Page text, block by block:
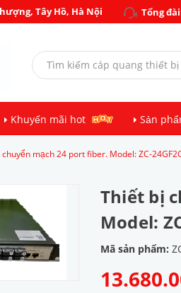
Tây Hồ, Hà Nội Tổng
Khuyến mãi hot Sản
mạch 24 port fiber. Model: ZC-
Thiết bị
Model:
Mã sản phẩm: